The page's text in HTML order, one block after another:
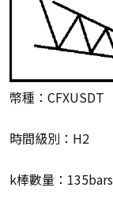
幣種：CFXUSDT
時間級別：H2
k棒數量：135bars